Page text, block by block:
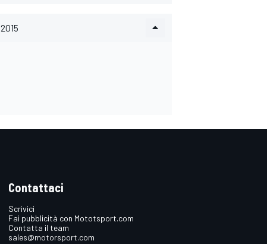
2015
Contattaci
Scrivici
Fai pubblicità con Mototsport.com
Contatta il team
sales@motorsport.com